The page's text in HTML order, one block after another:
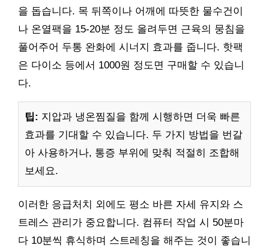
을 돕습니다. 목 뒤쪽이나 어깨에 따뜻한 물수건이
나 온열팩을 15-20분 정도 올려두면 근육의 뭉침을
풀어주어 두통 완화에 시너지 효과를 줍니다. 핫팩
은 다이소 등에서 1000원 정도면 구매할 수 있습니
다.
팁: 지압과 냉온찜질을 함께 시행하면 더욱 빠른
효과를 기대할 수 있습니다. 두 가지 방법을 번갈
아 사용하거나, 통증 부위에 맞춰 적절히 조합해
보세요.
이러한 응급처치 외에도 평소 바른 자세 유지와 스
트레스 관리가 중요합니다. 컴퓨터 작업 시 50분마
다 10분씩 휴식하며 스트레칭을 해주는 것이 좋습니